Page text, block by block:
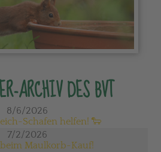
ARCHIV DES BVT
8/6/2026
Schafen helfen! 🐑
7/2/2026
Maulkorb-Kauf!